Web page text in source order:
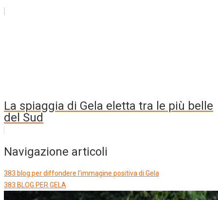
La spiaggia di Gela eletta tra le più belle
del Sud
Navigazione articoli
383 blog per diffondere l’immagine positiva di Gela
383 BLOG PER GELA